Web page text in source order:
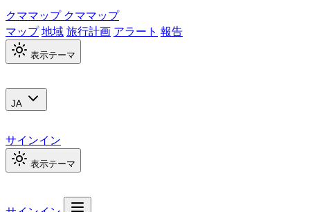
クママップ クママップ
マップ地域旅行計画 アラート 報告
表示テーマ
JA
サインイン
表示テーマ